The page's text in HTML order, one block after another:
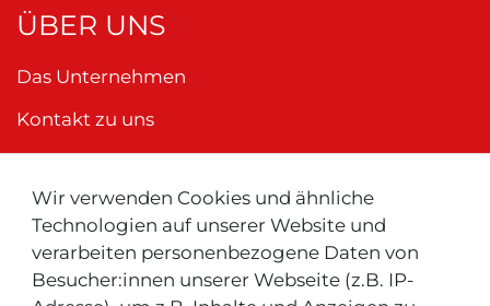
Wir verwenden Cookies und ähnliche
Technologien auf unserer Website und
verarbeiten personenbezogene Daten von
Besucher:innen unserer Webseite (z.B. IP-
ÜBER UNS
Das Unternehmen
Kontakt zu uns
Neu ! Für Kunden aus der Schweiz: